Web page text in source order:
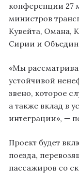
конференции 27
министров
Кувейта, Омана,
Сирии и
«Мы
устойчивой
звено, которое
а также вклад в
интеграции», —
Проект будет
поезда,
пассажиров со